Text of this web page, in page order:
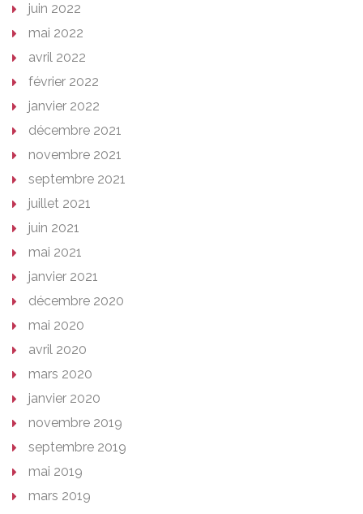
juin 2022
mai 2022
avril 2022
février 2022
janvier 2022
décembre 2021
novembre 2021
septembre 2021
juillet 2021
juin 2021
mai 2021
janvier 2021
décembre 2020
mai 2020
avril 2020
mars 2020
janvier 2020
novembre 2019
septembre 2019
mai 2019
mars 2019